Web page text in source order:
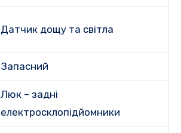
Датчик дощу та світла
Запасний
Люк – задні
електросклопідйомники